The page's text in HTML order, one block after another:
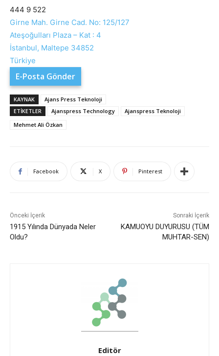
444 9 522
Girne Mah. Girne Cad. No: 125/127
Ateşoğulları Plaza – Kat : 4
İstanbul, Maltepe 34852
Türkiye
E-Posta Gönder
KAYNAK
Ajans Press Teknoloji
ETIKETLER
Ajanspress Technology
Ajanspress Teknoloji
Mehmet Ali Özkan
Facebook X Pinterest
Önceki İçerik
1915 Yılında Dünyada Neler
Oldu?
Sonraki İçerik
KAMUOYU DUYURUSU (TÜM
MUHTAR-SEN)
Editör